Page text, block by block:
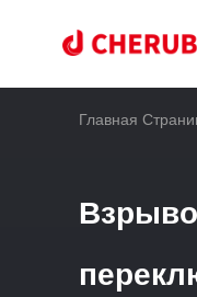
Главная